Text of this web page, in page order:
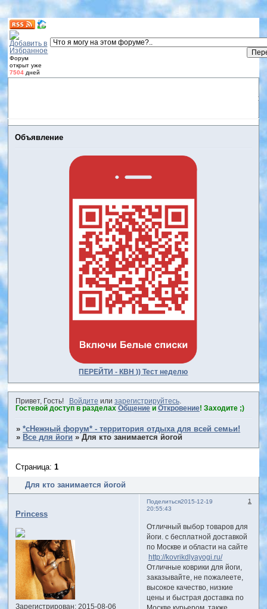
Форум
открыт уже
7504 дней
Объявление
ПЕРЕЙТИ - КВН )) Тест неделю
Привет, Гость! Войдите или зарегистрируйтесь.
Гостевой доступ в разделах Общениеи Откровение! Заходите ;)
»*сНежный форум* - территория отдыха для всей семьи!
» Все для йоги »Для кто занимается йогой
Для кто занимается йогой
Страница:1
Поделиться 1
2015-12-19
20:55:43
Princess
Зарегистрирован: 2015-08-06
Отличный выбор товаров для
йоги. с бесплатной доставкой
по Москве и области на сайте
http://kovrikdlyayogi.ru/
Отличные коврики для йоги,
заказывайте, не пожалеете,
высокое качество, низкие
цены и быстрая доставка по